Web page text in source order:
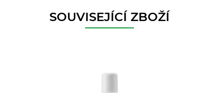
SOUVISEJÍCÍ ZBOŽÍ